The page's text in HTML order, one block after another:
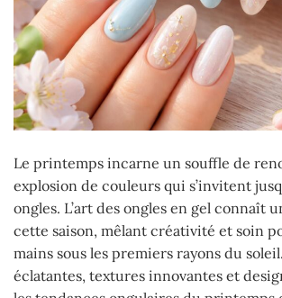
Le printemps incarne un souffle de
explosion de couleurs qui s’invitent
ongles. L’art des ongles en gel connaît
cette saison, mêlant créativité et soin
mains sous les premiers rayons du
éclatantes, textures innovantes et